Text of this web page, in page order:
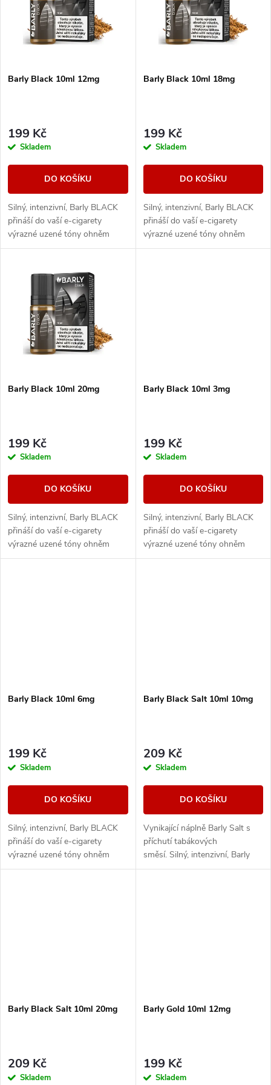
p
r
o
u
k
Abecedně
s
r
o
d
u
k
Barly Black 10ml 12mg
199 Kč
Skladem
DO KOŠÍKU
Silný, intenzivní, Barly BLACK
přináší do vaší e-cigarety
výrazné uzené tóny ohněm
sušeného tabáku. Příjemně
přetrvávající...
Barly Black 10ml 18mg
199 Kč
Skladem
DO KOŠÍKU
Silný, intenzivní, Barly BLACK
přináší do vaší e-cigarety
výrazné uzené tóny ohněm
sušeného tabáku. Příjemně
Barly Black 10ml 20mg
199 Kč
Skladem
DO KOŠÍKU
Silný, intenzivní, Barly BLACK
přináší do vaší e-cigarety
výrazné uzené tóny ohněm
sušeného tabáku. Příjemně
Barly Black 10ml 3mg
199 Kč
Skladem
DO KOŠÍKU
Silný, intenzivní, Barly BLACK
přináší do vaší e-cigarety
výrazné uzené tóny ohněm
sušeného tabáku. Příjemně
Barly Black 10ml 6mg
199 Kč
Skladem
DO KOŠÍKU
Silný, intenzivní, Barly BLACK
přináší do vaší e-cigarety
výrazné uzené tóny ohněm
sušeného tabáku. Příjemně
Barly Black Salt 10ml 10mg
209 Kč
Skladem
DO KOŠÍKU
Vynikající náplně Barly Salt s
příchutí tabákových
směsí. Silný, intenzivní, Barly
BLACK přináší do vaší e-
Barly Black Salt 10ml 20mg
209 Kč
Skladem
Barly Gold 10ml 12mg
199 Kč
Skladem